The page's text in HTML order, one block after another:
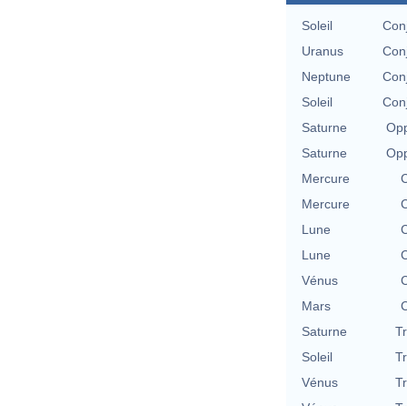
Soleil
Uranus
Neptune
Soleil
Saturne
Saturne
Mercure
Mercure
Lune
Lune
Vénus
Mars
Saturne
Soleil
Vénus